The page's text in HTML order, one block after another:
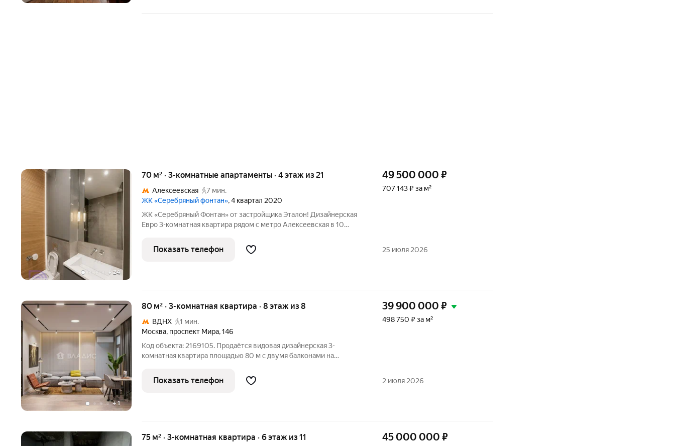
+ 24
70 м² · 3-комнатные апартаменты · 4 этаж из 21
Алексеевская
7 мин.
ЖК «Серебряный фонтан», 4 квартал 2020
ЖК «Серебряный Фонтан» от застройщика Эталон! Дизайнерская
Евро 3-комнатная квартира рядом с метро Алексеевская в 10
квартиру в одном из самых престижных жилых комплексов
Москвы-ЖК «Серебряный
49 500 000 ₽
707 143 ₽ за м²
Показать телефон 25 июля 2026
+1
80 м² · 3-комнатная квартира · 8 этаж из 8
ВДНХ
1 мин.
Москва, проспект Мира,146
Код объекта: 2169105. Продаётся видовая дизайнерская 3-
комнатная квартира площадью 80 м c двумя балконами на
дизайн-проекту студии эксклюзивных интерьеров с
использованием современных премиальных
39 900 000 ₽
498 750 ₽ за м²
Показать телефон 2 июля 2026
75 м² · 3-комнатная квартира · 6 этаж из 11 45 000 000 ₽